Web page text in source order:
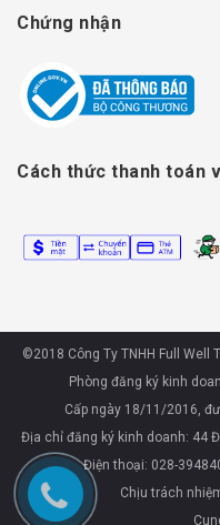
Chứng nhận
Cách thức thanh toán
©2018 Công Ty TNHH Full Well
Phòng đăng ký kinh
Cấp ngày 18/11/2016,
Địa chỉ đăng ký kinh doanh: 44
Điện thoại: 028-
Chịu trách